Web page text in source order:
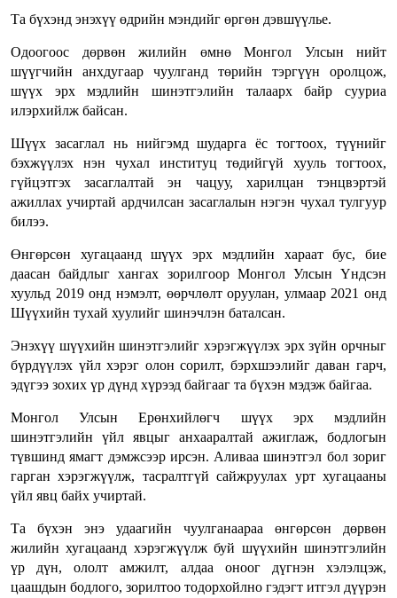
Та бүхэнд энэхүү өдрийн мэндийг өргөн дэвшүүлье.
Одоогоос дөрвөн жилийн өмнө Монгол Улсын нийт
шүүгчийн анхдугаар чуулганд төрийн тэргүүн оролцож,
шүүх эрх мэдлийн шинэтгэлийн талаарх байр сууриа
илэрхийлж байсан.
Шүүх засаглал нь нийгэмд шударга ёс тогтоох, түүнийг
бэхжүүлэх нэн чухал институц төдийгүй хууль тогтоох,
гүйцэтгэх засаглалтай эн чацуу, харилцан тэнцвэртэй
ажиллах учиртай ардчилсан засаглалын нэгэн чухал тулгуур
билээ.
Өнгөрсөн хугацаанд шүүх эрх мэдлийн хараат бус, бие
даасан байдлыг хангах зорилгоор Монгол Улсын Үндсэн
хуульд 2019 онд нэмэлт, өөрчлөлт оруулан, улмаар 2021 онд
Шүүхийн тухай хуулийг шинэчлэн баталсан.
Энэхүү шүүхийн шинэтгэлийг хэрэгжүүлэх эрх зүйн орчныг
бүрдүүлэх үйл хэрэг олон сорилт, бэрхшээлийг даван гарч,
эдүгээ зохих үр дүнд хүрээд байгааг та бүхэн мэдэж байгаа.
Монгол Улсын Ерөнхийлөгч шүүх эрх мэдлийн
шинэтгэлийн үйл явцыг анхааралтай ажиглаж, бодлогын
түвшинд ямагт дэмжсээр ирсэн. Аливаа шинэтгэл бол зориг
гарган хэрэгжүүлж, тасралтгүй сайжруулах урт хугацааны
үйл явц байх учиртай.
Та бүхэн энэ удаагийн чуулганаараа өнгөрсөн дөрвөн
жилийн хугацаанд хэрэгжүүлж буй шүүхийн шинэтгэлийн
үр дүн, ололт амжилт, алдаа оноог дүгнэн хэлэлцэж,
цаашдын бодлого, зорилтоо тодорхойлно гэдэгт итгэл дүүрэн